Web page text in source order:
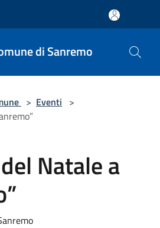
di Sanremo
> Eventi >
Natale a